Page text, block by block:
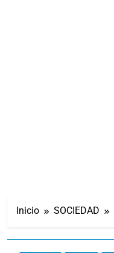
Inicio SOCIEDAD